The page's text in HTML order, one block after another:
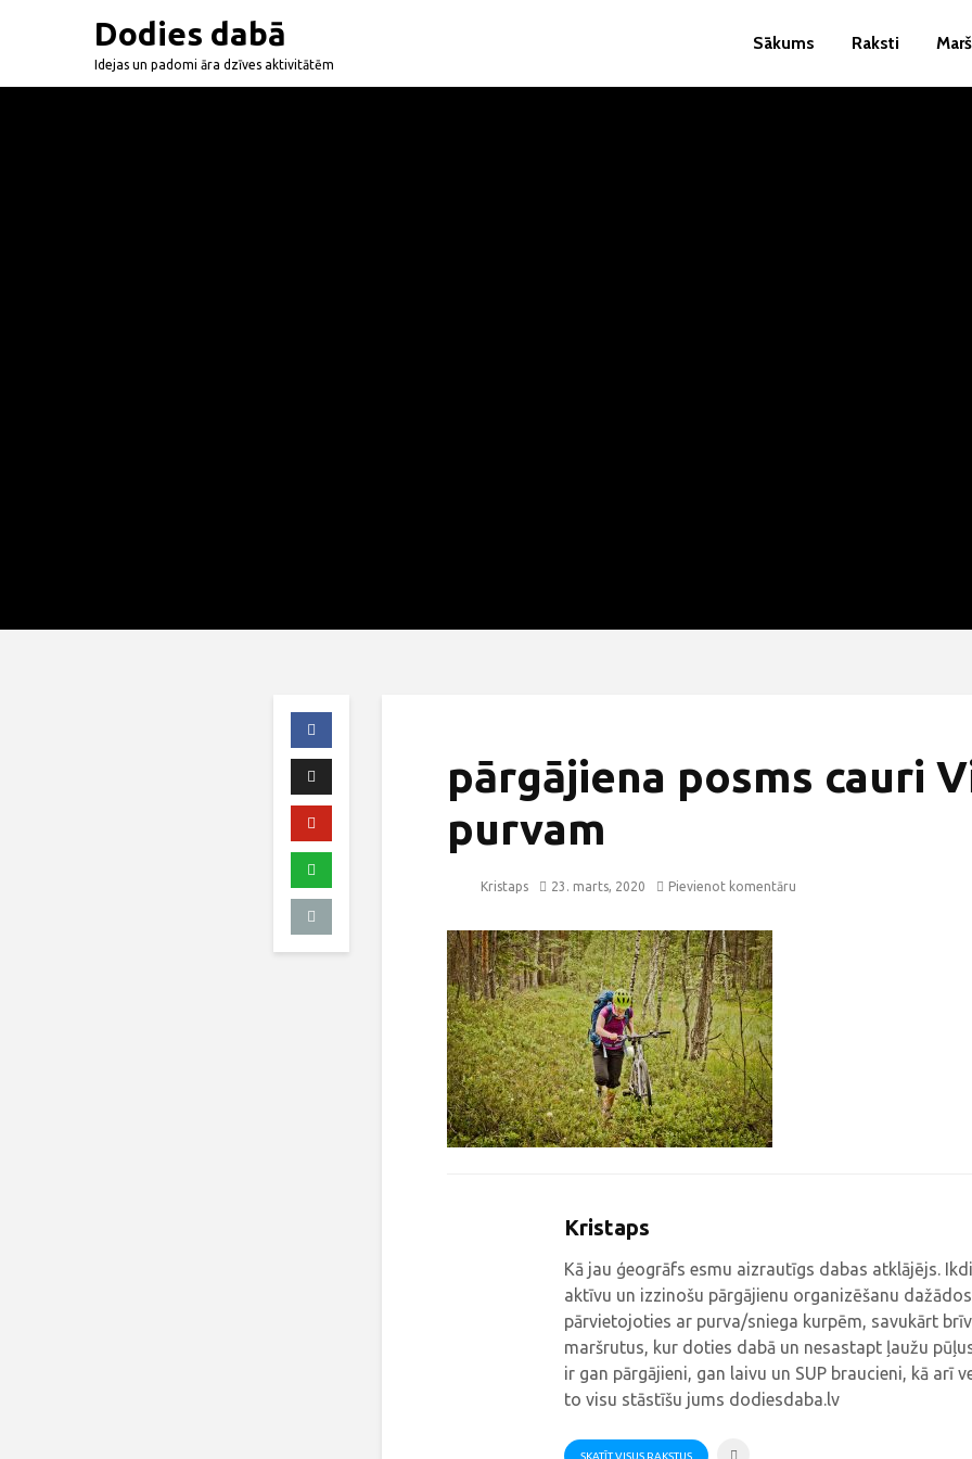
Dodies dabā
Idejas un padomi āra dzīves aktivitātēm
Sākums Raksti
pārgājiena posms cauri
purvam
Kristaps 23. marts, 2020 Pievienot komentāru
Kristaps
Kā jau ģeogrāfs esmu aizrautīgs dabas atklājējs.
aktīvu un izzinošu pārgājienu organizēšanu
pārvietojoties ar purva/sniega kurpēm, savukārt
maršrutus, kur doties dabā un nesastapt ļaužu
ir gan pārgājieni, gan laivu un SUP braucieni, kā arī
to visu stāstīšu jums dodiesdaba.lv
SKATĪT VISUS RAKSTUS